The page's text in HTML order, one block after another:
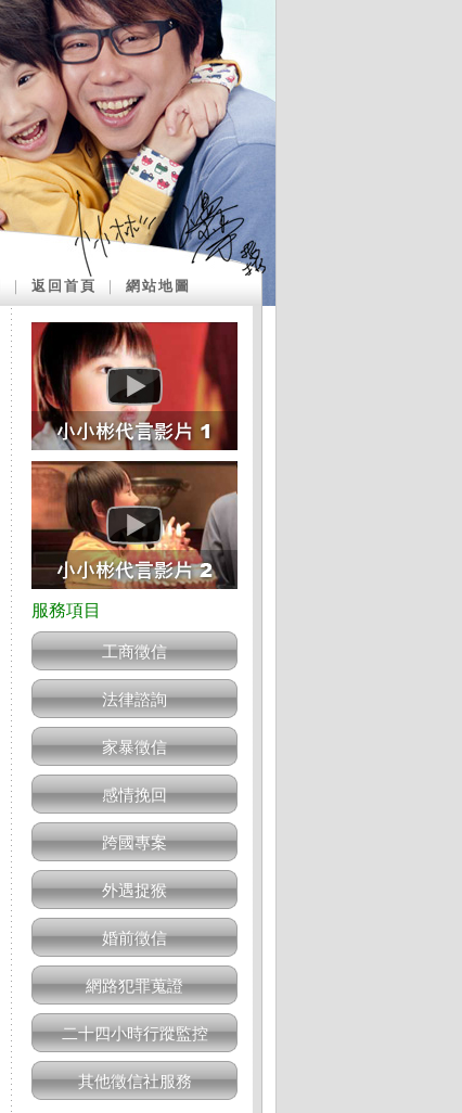
返回首頁 網站地圖
工商徵信
法律諮詢
家暴徵信
感情挽回
跨國專案
外遇捉猴
婚前徵信
網路犯罪蒐證
二十四小時行蹤監控
其他徵信社服務